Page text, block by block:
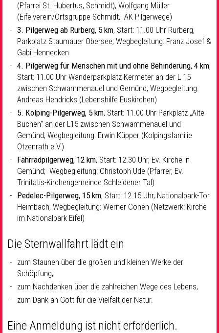
(Pfarrei St. Hubertus, Schmidt), Wolfgang Müller
(Eifelverein/Ortsgruppe Schmidt, AK Pilgerwege)
3. Pilgerweg ab Rurberg, 5 km, Start: 11.00 Uhr Rurberg,
Parkplatz Staumauer Obersee; Wegbegleitung: Franz Josef &
Gabi Hennecken
4. Pilgerweg für Menschen mit und ohne Behinderung, 4 km,
Start: 11.00 Uhr Wanderparkplatz Kermeter an der L 15
zwischen Schwammenauel und Gemünd; Wegbegleitung:
Andreas Hendricks (Lebenshilfe Euskirchen)
5. Kolping-Pilgerweg, 5 km, Start: 11.00 Uhr Parkplatz „Alte
Buchen“ an der L15 zwischen Schwammenauel und
Gemünd; Wegbegleitung: Erwin Küpper (Kolpingsfamilie
Otzenrath e.V.)
Fahrradpilgerweg, 12 km, Start: 12.30 Uhr, Ev. Kirche in
Gemünd; Wegbegleitung: Christoph Ude (Pfarrer, Ev.
Trinitatis-Kirchengemeinde Schleidener Tal)
Pedelec-Pilgerweg, 15 km, Start: 12.15 Uhr, Nationalpark-Tor
Heimbach, Wegbegleitung: Werner Conen (Netzwerk: Kirche
im Nationalpark Eifel)
Die Sternwallfahrt lädt ein
zum Staunen über die großen und kleinen Werke der
Schöpfung,
zum Nachdenken über die zahlreichen Wege des Lebens,
zum Dank an Gott für die Vielfalt der Natur.
Eine Anmeldung ist nicht erforderlich.